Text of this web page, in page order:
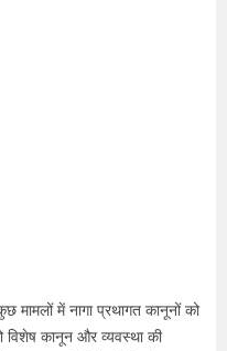
में नागा प्रथागत कानूनों को
विशेष कानून और व्यवस्था की